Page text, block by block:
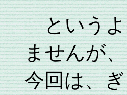
というよ
ませんが、
今回は、